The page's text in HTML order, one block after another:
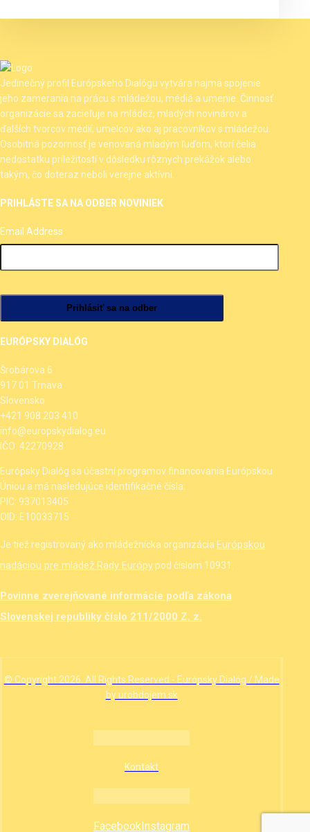
Jedinečný profil Európskeho Dialógu vytvára najmä spojenie
jeho zamerania na prácu s mládežou, médiá a umenie. Činnosť
organizácie sa zacieľuje na mládež, mladých novinárov a
ďalších tvorcov médií, umelcov ako aj pracovníkov s mládežou.
Osobitná pozornosť je venovaná mladým ľuďom, ktorí čelia
nedostatku príležitostí v dôsledku rôznych prekážok alebo
takým, čo doteraz neboli verejne aktívni.
PRIHLÁSTE SA NA ODBER NOVINIEK
Email Address
EURÓPSKY DIALÓG
Šrobárova 6
917 01 Trnava
Slovensko
+421 908 203 410
info@europskydialog.eu
IČO: 42270928
Európsky Dialóg sa účastní programov financovania Európskou
Úniou a má nasledujúce identifikačné čísla:
PIC: 937013405
OID: E10033715
Je tiež registrovaný ako mládežnícka organizácia Európskou
nadáciou pre mládež Rady Európy pod číslom 10931.
Povinne zverejňované informácie podľa zákona
Slovenskej republiky číslo 211/2000 Z. z.
© Copyright 2026. All Rights Reserved - Európsky Dialóg / Made
by urobdojem.sk
Kontakt
FacebookInstagram